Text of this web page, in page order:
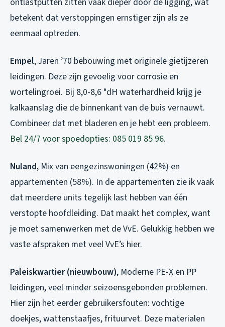
betekent dat verstoppingen ernstiger zijn als ze
eenmaal optreden.
Empel, Jaren ’70 bebouwing met originele gietijzeren
leidingen. Deze zijn gevoelig voor corrosie en
wortelingroei. Bij 8,0-8,6 °dH waterhardheid krijg je
kalkaanslag die de binnenkant van de buis vernauwt.
Combineer dat met bladeren en je hebt een probleem.
Bel 24/7 voor spoedopties: 085 019 85 96.
Nuland, Mix van eengezinswoningen (42%) en
appartementen (58%). In de appartementen zie ik vaak
dat meerdere units tegelijk last hebben van één
verstopte hoofdleiding. Dat maakt het complex, want
je moet samenwerken met de VvE. Gelukkig hebben we
vaste afspraken met veel VvE’s hier.
Paleiskwartier (nieuwbouw), Moderne PE-X en PP
leidingen, veel minder seizoensgebonden problemen.
Hier zijn het eerder gebruikersfouten: vochtige
doekjes, wattenstaafjes, frituurvet. Deze materialen